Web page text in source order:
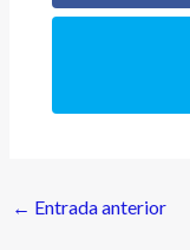
← Entrada anterior